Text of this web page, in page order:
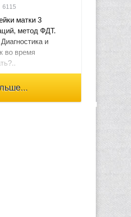
6115
матки 3
метод ФДТ.
и
во время